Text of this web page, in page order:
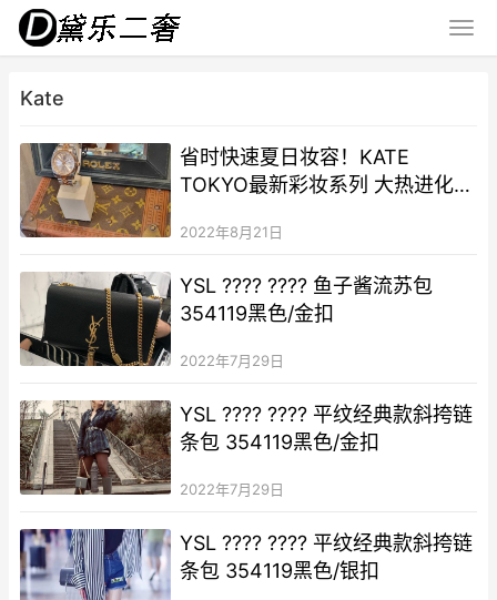
Kate
省时快速夏日妆容！KATE
TOKYO最新彩妆系列 大热进化版
2022年8月21日
YSL ???? ???? 鱼子酱流苏包
354119黑色/金扣
2022年7月29日
YSL ???? ???? 平纹经典款斜挎链
条包 354119黑色/金扣
2022年7月29日
YSL ???? ???? 平纹经典款斜挎链
条包 354119黑色/银扣